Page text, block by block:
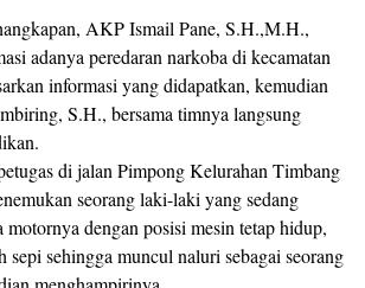
AKP Ismail Pane, S.H.,M.H.,
adanya peredaran narkoba di kecamatan
informasi yang didapatkan, kemudian
S.H., bersama timnya langsung
di jalan Pimpong Kelurahan Timbang
seorang laki-laki yang sedang
motornya dengan posisi mesin tetap hidup,
sepi sehingga muncul naluri sebagai seorang